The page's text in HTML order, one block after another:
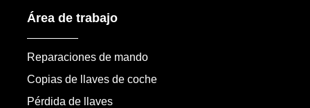
Área de trabajo
Reparaciones de mando
Copias de llaves de coche
Pérdida de llaves